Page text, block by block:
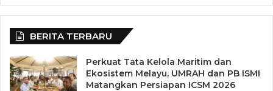
BERITA TERBARU
Perkuat Tata Kelola Maritim dan
Ekosistem Melayu, UMRAH dan PB ISMI
Matangkan Persiapan ICSM 2026